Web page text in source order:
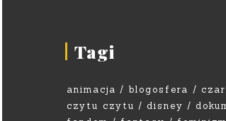
Tagi
animacja blogosfera
czytu czytu
disney